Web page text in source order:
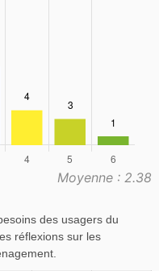
Moyenne : 2.38
des usagers du
réflexions sur les